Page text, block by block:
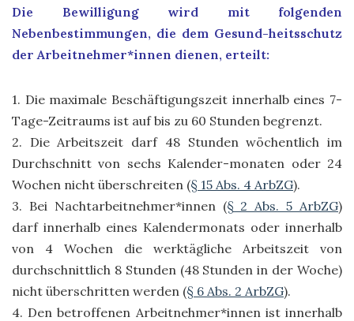
Die Bewilligung wird mit folgenden
Nebenbestimmungen, die dem Gesund-heitsschutz
der Arbeitnehmer*innen dienen, erteilt:
1. Die maximale Beschäftigungszeit innerhalb eines 7-
Tage-Zeitraums ist auf bis zu 60 Stunden begrenzt.
2. Die Arbeitszeit darf 48 Stunden wöchentlich im
Durchschnitt von sechs Kalender-monaten oder 24
Wochen nicht überschreiten (§ 15 Abs. 4 ArbZG).
3. Bei Nachtarbeitnehmer*innen (§ 2 Abs. 5 ArbZG)
darf innerhalb eines Kalendermonats oder innerhalb
von 4 Wochen die werktägliche Arbeitszeit von
durchschnittlich 8 Stunden (48 Stunden in der Woche)
nicht überschritten werden (§ 6 Abs. 2 ArbZG).
4. Den betroffenen Arbeitnehmer*innen ist innerhalb